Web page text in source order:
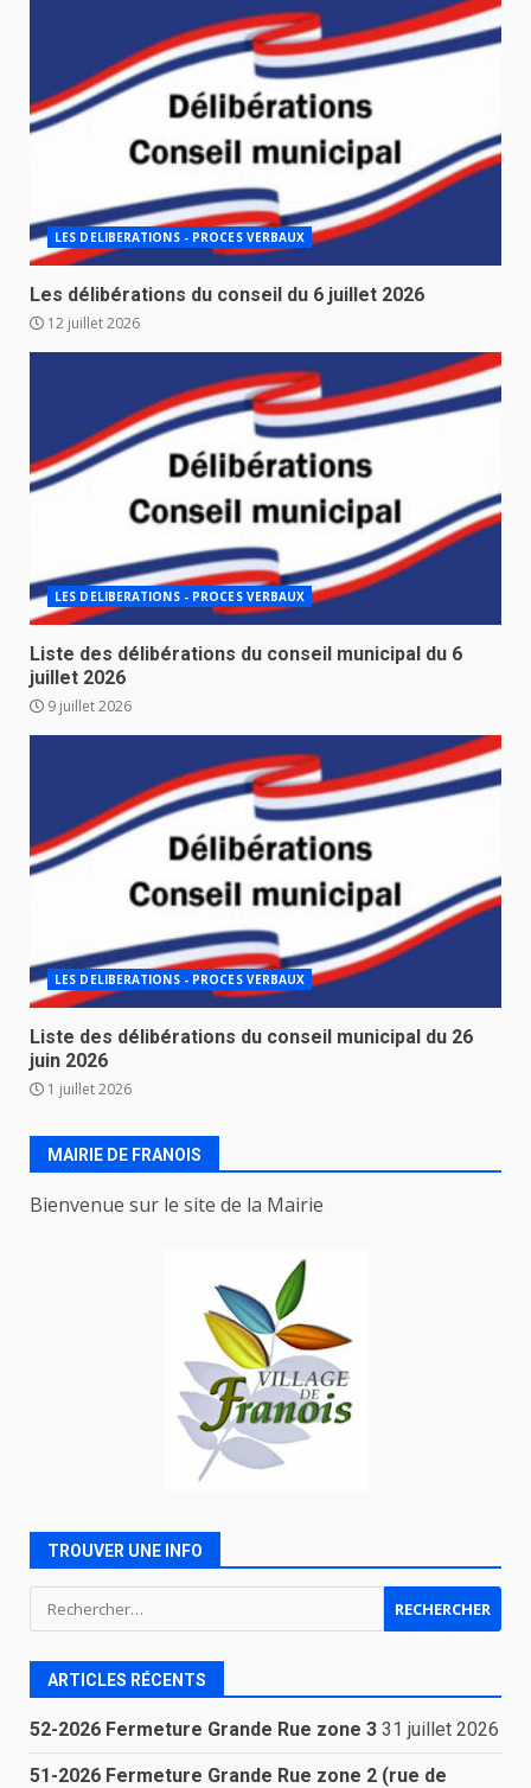
LES DELIBERATIONS - PROCES VERBAUX
Les délibérations du conseil du 6 juillet 2026
12 juillet 2026
LES DELIBERATIONS - PROCES VERBAUX
Liste des délibérations du conseil municipal du 6
juillet 2026
9 juillet 2026
LES DELIBERATIONS - PROCES VERBAUX
Liste des délibérations du conseil municipal du 26
juin 2026
1 juillet 2026
MAIRIE DE FRANOIS
Bienvenue sur le site de la Mairie
TROUVER UNE INFO
Rechercher :
ARTICLES RÉCENTS
52-2026 Fermeture Grande Rue zone 3 31 juillet 2026
51-2026 Fermeture Grande Rue zone 2 (rue de